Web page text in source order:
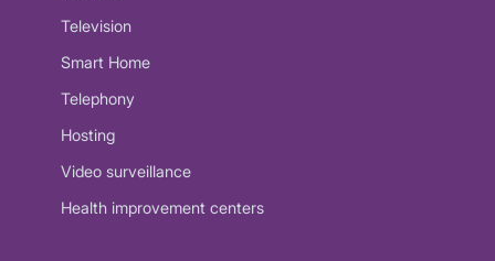
Television
Smart Home
Telephony
Hosting
Video surveillance
Health improvement centers